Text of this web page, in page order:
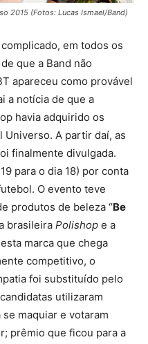
2015 (Fotos: Lucas Ismael/Band)
em todos os
que a Band não
apareceu como provável
a notícia de que a
havia adquirido os
A partir daí, as
finalmente divulgada.
para o dia 18) por conta
O evento teve
produtos de beleza “Be
brasileira Polishop e a
marca que chega
competitivo, o
foi substituído pelo
utilizaram
maquiar e votaram
prêmio que ficou para a